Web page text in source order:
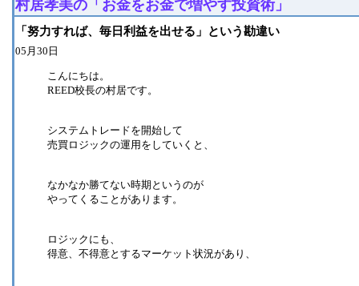
村居孝美の「お金をお金で増やす投資術」
「努力すれば、毎日利益を出せる」という勘違い
05月30日
こんにちは。
REED校長の村居です。
システムトレードを開始して
売買ロジックの運用をしていくと、
なかなか勝てない時期というのが
やってくることがあります。
ロジックにも、
得意、不得意とするマーケット状況があり、